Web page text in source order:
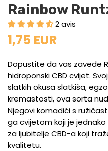
Rainbow
2 avis
1,75 EUR
Dopustite da vas zavede
hidroponski CBD cvijet.
slatkih okusa slatkiša,
kremastosti, ova sorta
Njegovi komadići s
ga cvijetom koji je jednako
za ljubitelje CBD-a koji
kvalitetu.